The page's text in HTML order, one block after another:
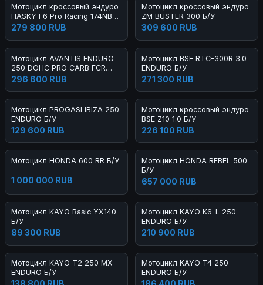
Мотоцикл кроссовый эндуро
HASKY F6 Pro Racing 174NB
300 2023 Б/У
279 800 RUB
Мотоцикл кроссовый эндуро
ZM BUSTER 300 Б/У
309 600 RUB
Мотоцикл AVANTIS ENDURO
250 DOHC PRO CARB FCR
EXCLUSIVE ARS Б/У
296 600 RUB
Мотоцикл BSE RTC-300R 3.0
ENDURO Б/У
271 300 RUB
Мотоцикл PROGASI IBIZA 250
ENDURO Б/У
129 600 RUB
Мотоцикл кроссовый эндуро
BSE Z10 1.0 Б/У
226 100 RUB
Мотоцикл HONDA 600 RR Б/У
1 000 000 RUB
Мотоцикл HONDA REBEL 500
Б/У
657 000 RUB
Мотоцикл KAYO Basic YX140
Б/У
89 300 RUB
Мотоцикл KAYO K6-L 250
ENDURO Б/У
210 900 RUB
Мотоцикл KAYO T2 250 MX
ENDURO Б/У
Мотоцикл KAYO T4 250
ENDURO Б/У